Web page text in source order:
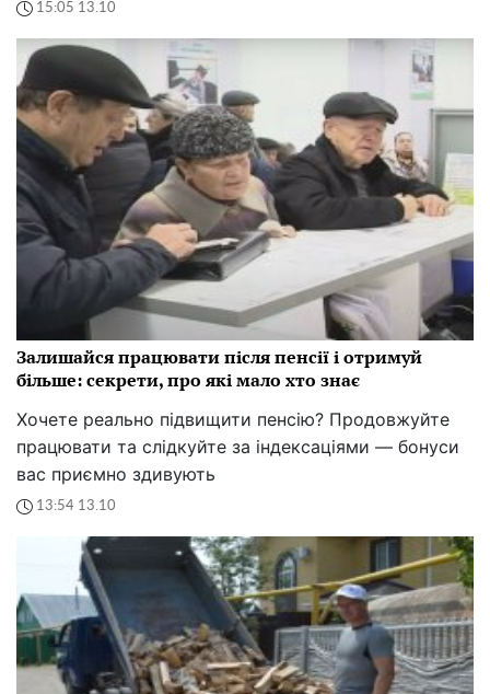
15:05 13.10
Залишайся працювати після пенсії і отримуй
більше: секрети, про які мало хто знає
Хочете реально підвищити пенсію? Продовжуйте
працювати та слідкуйте за індексаціями — бонуси
вас приємно здивують
13:54 13.10